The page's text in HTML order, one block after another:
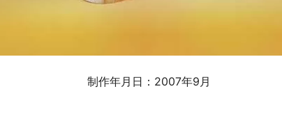
制作年月日：2007年9月